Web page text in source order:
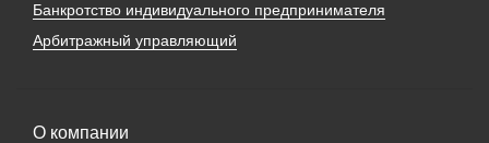
Банкротство индивидуального предпринимателя
Арбитражный управляющий
О компании